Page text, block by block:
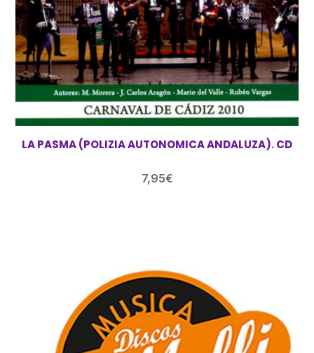
LA PASMA (POLIZIA AUTONOMICA ANDALUZA). CD
7,95€